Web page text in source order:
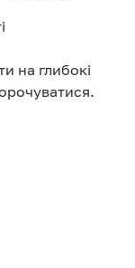
на глибокі